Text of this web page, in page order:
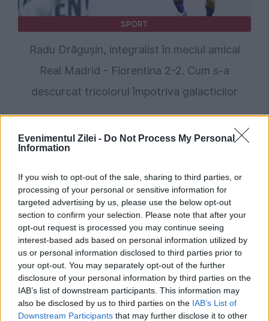
Evenimentul Zilei - Do Not Process My Personal
Information
If you wish to opt-out of the sale, sharing to third parties, or
processing of your personal or sensitive information for
targeted advertising by us, please use the below opt-out
section to confirm your selection. Please note that after your
opt-out request is processed you may continue seeing
interest-based ads based on personal information utilized by
us or personal information disclosed to third parties prior to
your opt-out. You may separately opt-out of the further
disclosure of your personal information by third parties on the
IAB’s list of downstream participants. This information may
also be disclosed by us to third parties on the IAB’s List of
Downstream Participants that may further disclose it to other
SPORT
Radu Drăgușin, integralist în meciul amical
Real Madrid - Fiorentina 2-2. Cum s-a
descurcat tricolorul împotriva galacticilor
SPORT
Inter Milano dă lovitura pe piața
sponsorizărilor: Contract record pentru
mânecile tricoului cu gigantul BBVA